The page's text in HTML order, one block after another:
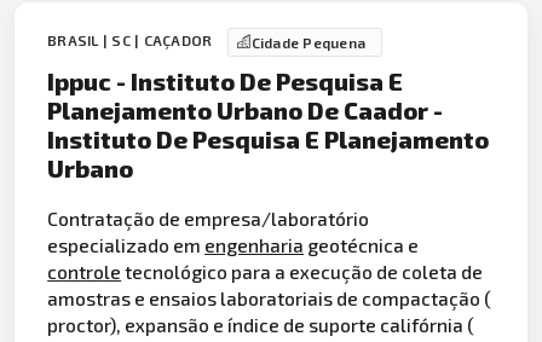
BRASIL | SC | CAÇADOR Cidade Pequena
Ippuc - Instituto De Pesquisa E
Planejamento Urbano De Caador -
Instituto De Pesquisa E Planejamento
Urbano
Contratação de empresa/laboratório
especializado em engenharia geotécnica e
controle tecnológico para a execução de coleta de
amostras e ensaios laboratoriais de compactação (
proctor), expansão e índice de suporte califórnia (